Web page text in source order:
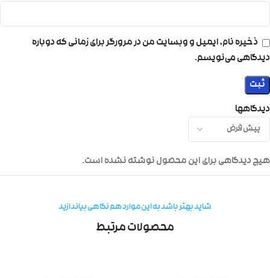
دیدگاهها
هیچ دیدگاهی برای این محصول نوشته نشده است.
ذخیره نام، ایمیل و وبسایت من در مرورگر برای زمانی که دوباره
دیدگاهی می‌نویسم.
شاید بهتر باشد به این موارد هم نگاهی بیاندازید
محصولات مرتبط